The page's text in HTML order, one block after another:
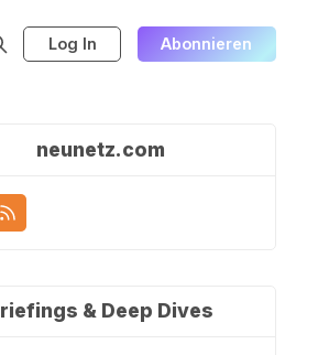
Log In Abonnieren
neunetz.com
& Deep Dives